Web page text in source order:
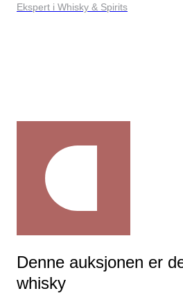
Ekspert i Whisky & Spirits
Denne auksjonen er
whisky